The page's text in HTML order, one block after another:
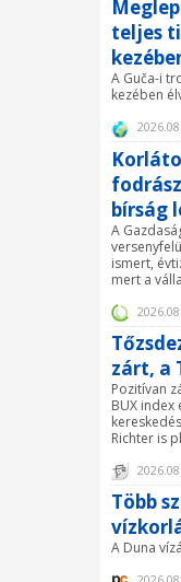
teljes
A Guča-i
kezében
bírság
A
ismert,
mert a
zárt, a
Pozitívan
BUX
Richter is
Több
A Duna